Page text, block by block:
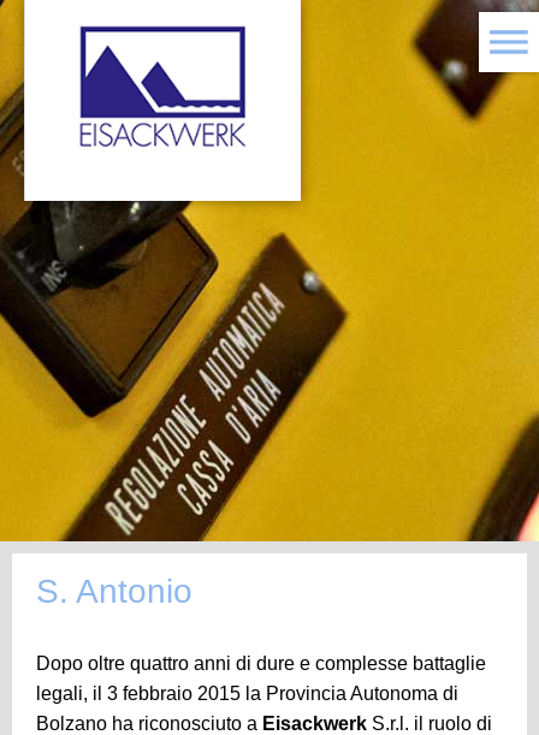
S. Antonio
Dopo oltre quattro anni di dure e complesse battaglie
legali, il 3 febbraio 2015 la Provincia Autonoma di
Bolzano ha riconosciuto a Eisackwerk S.r.l. il ruolo di